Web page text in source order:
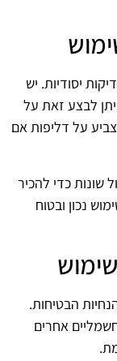
יסודיות. יש
לבצע זאת על
על דליפות אם
שונות כדי להכיר
נכון ובטוח
הבטיחות.
אחרים